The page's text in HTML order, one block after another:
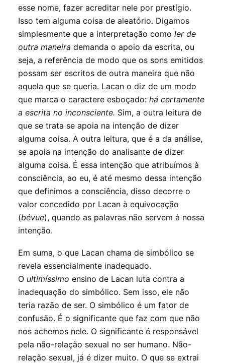
esse nome, fazer acreditar nele por prestígio.
Isso tem alguma coisa de aleatório. Digamos
simplesmente que a interpretação como ler de
outra maneira demanda o apoio da escrita, ou
seja, a referência de modo que os sons emitidos
possam ser escritos de outra maneira que não
aquela que se queria. Lacan o diz de um modo
que marca o caractere esboçado: há certamente
a escrita no inconsciente. Sim, a outra leitura de
que se trata se apoia na intenção de dizer
alguma coisa. A outra leitura, que é a da análise,
se apoia na intenção do analisante de dizer
alguma coisa. É essa intenção que atribuímos à
consciência, ao eu, é até mesmo dessa intenção
que definimos a consciência, disso decorre o
valor concedido por Lacan à equivocação
(bévue), quando as palavras não servem à nossa
intenção.
Em suma, o que Lacan chama de simbólico se
revela essencialmente inadequado.
O ultimíssimo ensino de Lacan luta contra a
inadequação do simbólico. Sem isso, ele não
teria razão de ser. O simbólico é um fator de
confusão. É o significante que faz com que não
nos achemos nele. O significante é responsável
pela não-relação sexual no ser humano. Não-
relação sexual, já é dizer muito. O que se extrai